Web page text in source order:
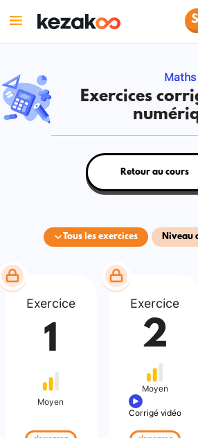
Maths
Exercices
Tous les exercices Niveau
Retour au cours
Exercice
1
Moyen
Exercice
2
Moyen
Corrigé vidéo